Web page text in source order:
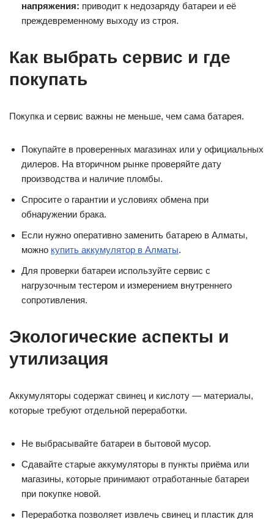
напряжения: приводит к недозаряду батареи и её
преждевременному выходу из строя.
Как выбрать сервис и где
покупать
Покупка и сервис важны не меньше, чем сама батарея.
Покупайте в проверенных магазинах или у официальных
дилеров. На вторичном рынке проверяйте дату
производства и наличие пломбы.
Спросите о гарантии и условиях обмена при
обнаружении брака.
Если нужно оперативно заменить батарею в Алматы,
можно купить аккумулятор в Алматы.
Для проверки батареи используйте сервис с
нагрузочным тестером и измерением внутреннего
сопротивления.
Экологические аспекты и
утилизация
Аккумуляторы содержат свинец и кислоту — материалы,
которые требуют отдельной переработки.
Не выбрасывайте батареи в бытовой мусор.
Сдавайте старые аккумуляторы в пункты приёма или
магазины, которые принимают отработанные батареи
при покупке новой.
Переработка позволяет извлечь свинец и пластик для